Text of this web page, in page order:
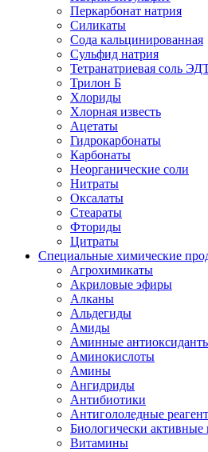
Перкарбонат натрия
Силикаты
Сода кальцинированная
Сульфид натрия
Тетранатриевая соль
Трилон Б
Хлориды
Хлорная известь
Ацетаты
Гидрокарбонаты
Карбонаты
Неорганические соли
Нитраты
Оксалаты
Стеараты
Фториды
Цитраты
Специальные химические
Агрохимикаты
Акриловые эфиры
Алканы
Альдегиды
Амиды
Аминные
Аминокислоты
Амины
Ангидриды
Антибиотики
Антигололедные
Биологически активные
Витамины